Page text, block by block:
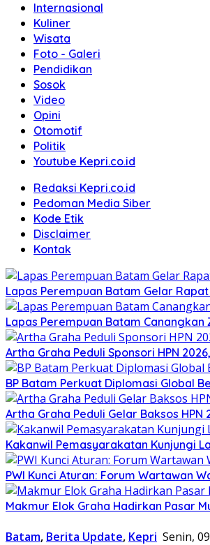
Internasional
Kuliner
Wisata
Foto - Galeri
Pendidikan
Sosok
Video
Opini
Otomotif
Politik
Youtube Kepri.co.id
Redaksi Kepri.co.id
Pedoman Media Siber
Kode Etik
Disclaimer
Kontak
Lapas Perempuan Batam Gelar
Lapas Perempuan Batam
Artha Graha Peduli Sponsori HPN
BP Batam Perkuat Diplomasi Global
Artha Graha Peduli Gelar Baksos
Kakanwil Pemasyarakatan Kunjungi
PWI Kunci Aturan: Forum Wartawan
Makmur Elok Graha Hadirkan Pasar
Batam, Berita Update, Kepri Senin,